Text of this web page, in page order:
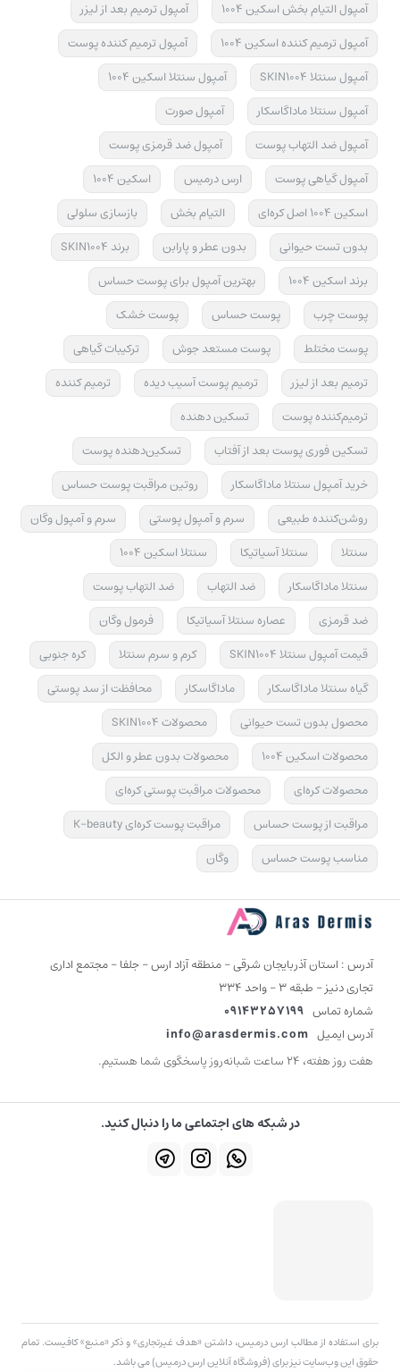
آمپول التیام بخش اسکین 1004
آمپول ترمیم بعد از لیزر
آمپول ترمیم کننده اسکین 1004
آمپول ترمیم کننده پوست
آمپول سنتلا SKIN1004
آمپول سنتلا اسکین 1004
آمپول سنتلا ماداگاسکار
آمپول صورت
آمپول ضد التهاب پوست
آمپول ضد قرمزی پوست
آمپول گیاهی پوست
ارس درمیس
اسکین 1004
اسکین 1004 اصل کره‌ای
التیام بخش
بازسازی سلولی
بدون تست حیوانی
بدون عطر و پارابن
برند SKIN1004
برند اسکین 1004
بهترین آمپول برای پوست حساس
پوست چرب
پوست حساس
پوست خشک
پوست مختلط
پوست مستعد جوش
ترکیبات گیاهی
ترمیم بعد از لیزر
ترمیم پوست آسیب دیده
ترمیم کننده
ترمیم‌کننده پوست
تسکین دهنده
تسکین فوری پوست بعد از آفتاب
تسکین‌دهنده پوست
خرید آمپول سنتلا ماداگاسکار
روتین مراقبت پوست حساس
روشن‌کننده طبیعی
سرم و آمپول پوستی
سرم و آمپول وگان
سنتلا
سنتلا آسیاتیکا
سنتلا اسکین 1004
سنتلا ماداگاسکار
ضد التهاب
ضد التهاب پوست
ضد قرمزی
عصاره سنتلا آسیاتیکا
فرمول وگان
قیمت آمپول سنتلا SKIN1004
کرم و سرم سنتلا
کره جنوبی
گیاه سنتلا ماداگاسکار
ماداگاسکار
محافظت از سد پوستی
محصول بدون تست حیوانی
محصولات SKIN1004
محصولات اسکین 1004
محصولات بدون عطر و الکل
محصولات کره‌ای
محصولات مراقبت پوستی کره‌ای
مراقبت از پوست حساس
مراقبت پوست کره‌ای K-beauty
مناسب پوست حساس
وگان
آدرس : استان آذربایجان شرقی - منطقه آزاد ارس - جلفا - مجتمع اداری
تجاری دنیز - طبقه 3 - واحد 334
شماره تماس 09143257199
آدرس ایمیل info@arasdermis.com
هفت روز هفته، ۲۴ ساعت شبانه‌روز پاسخگوی شما هستیم.
در شبکه های اجتماعی ما را دنبال کنید.
برای استفاده از مطالب ارس درمیس، داشتن «هدف غیرتجاری» و ذکر «منبع» کافیست. تمام
حقوق اين وب‌سايت نیز برای (فروشگاه آنلاین ارس درمیس) می باشد.